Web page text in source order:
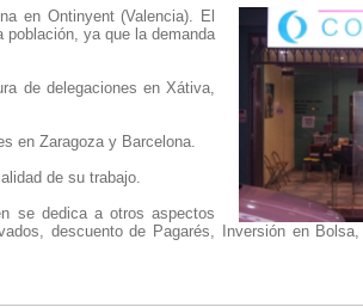
en Ontinyent (Valencia). El
población, ya que la demanda
de delegaciones en Xátiva,
en Zaragoza y Barcelona.
de su trabajo.
se dedica a otros aspectos
descuento de Pagarés, Inversión en